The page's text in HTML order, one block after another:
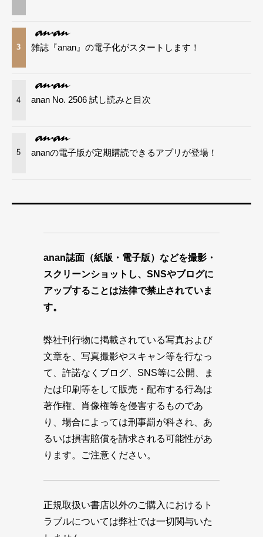
3 雑誌『anan』の電子化がスタートします！
4 anan No. 2506 試し読みと目次
5 ananの電子版が定期購読できるアプリが登場！
anan誌面（紙版・電子版）などを撮影・
スクリーンショットし、SNSやブログに
アップすることは法律で禁止されていま
す。
弊社刊行物に掲載されている写真および
文章を、写真撮影やスキャン等を行なっ
て、許諾なくブログ、SNS等に公開、ま
たは印刷等をして販売・配布する行為は
著作権、肖像権等を侵害するものであ
り、場合によっては刑事罰が科され、あ
るいは損害賠償を請求される可能性があ
ります。ご注意ください。
正規取扱い書店以外のご購入におけるト
ラブルについては弊社では一切関与いた